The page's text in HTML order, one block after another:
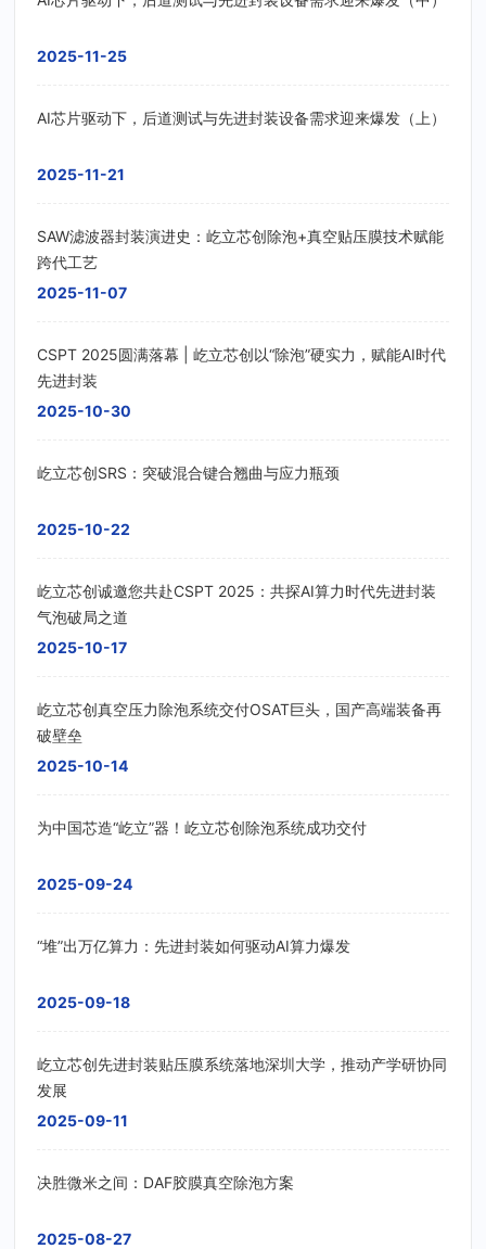
2025-11-25
AI芯片驱动下，后道测试与先进封装设备需求迎来爆发（上）
2025-11-21
SAW滤波器封装演进史：屹立芯创除泡+真空贴压膜技术赋能
跨代工艺
2025-11-07
CSPT 2025圆满落幕 | 屹立芯创以“除泡”硬实力，赋能AI时代
先进封装
2025-10-30
屹立芯创SRS：突破混合键合翘曲与应力瓶颈
2025-10-22
屹立芯创诚邀您共赴CSPT 2025：共探AI算力时代先进封装
气泡破局之道
2025-10-17
屹立芯创真空压力除泡系统交付OSAT巨头，国产高端装备再
破壁垒
2025-10-14
为中国芯造“屹立”器！屹立芯创除泡系统成功交付
2025-09-24
“堆”出万亿算力：先进封装如何驱动AI算力爆发
2025-09-18
屹立芯创先进封装贴压膜系统落地深圳大学，推动产学研协同
发展
2025-09-11
决胜微米之间：DAF胶膜真空除泡方案
2025-08-27